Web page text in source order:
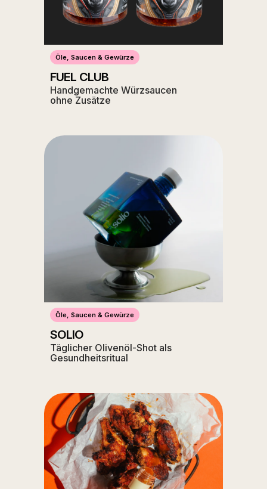
Öle, Saucen & Gewürze
FUEL CLUB
Handgemachte Würzsaucen
ohne Zusätze
Öle, Saucen & Gewürze
SOLIO
Täglicher Olivenöl-Shot als
Gesundheitsritual